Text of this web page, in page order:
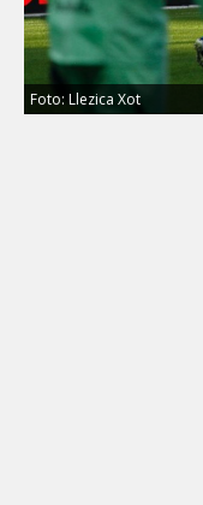
Foto: Llezica Xot